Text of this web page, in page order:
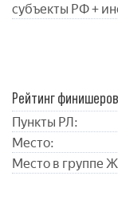
субъекты РФ +
Рейтинг финишеров
Пункты РЛ:
Место:
Место в группе